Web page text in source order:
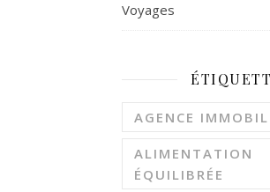
Voyages
AGENCE
ALIMENTATION
ÉQUILIBRÉE